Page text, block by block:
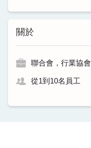
關於
聯合會，行業協會
從1到10名員工